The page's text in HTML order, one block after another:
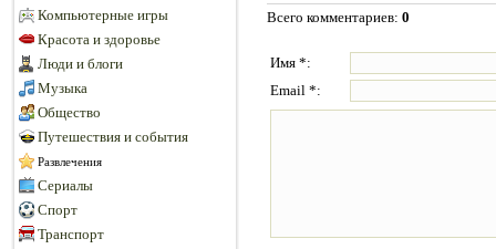
Компьютерные игры
Красота и здоровье
Люди и блоги
Музыка
Общество
Путешествия и события
Развлечения
Сериалы
Спорт
Транспорт
Всего комментариев: 0
Имя *:
Email *: